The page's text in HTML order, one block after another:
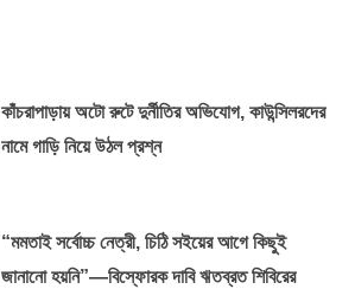
কাঁচরাপাড়ায় অটো রুটে দুর্নীতির অভিযোগ, কাউন্সিলরদের
নামে গাড়ি নিয়ে উঠল প্রশ্ন
“মমতাই সর্বোচ্চ নেত্রী, চিঠি সইয়ের আগে কিছুই
জানানো হয়নি”—বিস্ফোরক দাবি ঋতব্রত শিবিরের